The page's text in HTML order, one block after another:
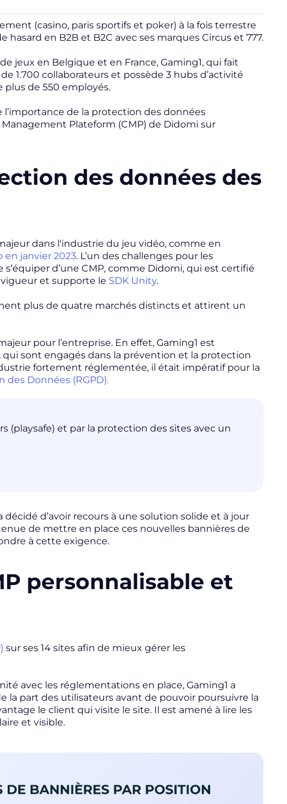
(casino, paris sportifs et poker) à la fois terrestre
en B2B et B2C avec ses marques Circus et 777.
jeux en Belgique et en France, Gaming1, qui fait
1.700 collaborateurs et possède 3 hubs d’activité
plus de 550 employés.
l’importance de la protection des données
Plateform (CMP) de Didomi sur
des données des
dans l'industrie du jeu vidéo, comme en
en janvier 2023. L’un des challenges pour les
d’une CMP, comme Didomi, qui est certifié
et supporte le SDK Unity.
plus de quatre marchés distincts et attirent un
pour l’entreprise. En effet, Gaming1 est
qui sont engagés dans la prévention et la protection
fortement réglementée, il était impératif pour la
des Données (RGPD).
(playsafe) et par la protection des sites avec un
d’avoir recours à une solution solide et à jour
de mettre en place ces nouvelles bannières de
à cette exigence.
personnalisable et
sur ses 14 sites afin de mieux gérer les
avec les réglementations en place, Gaming1 a
part des utilisateurs avant de pouvoir poursuivre la
le client qui visite le site. Il est amené à lire les
et visible.